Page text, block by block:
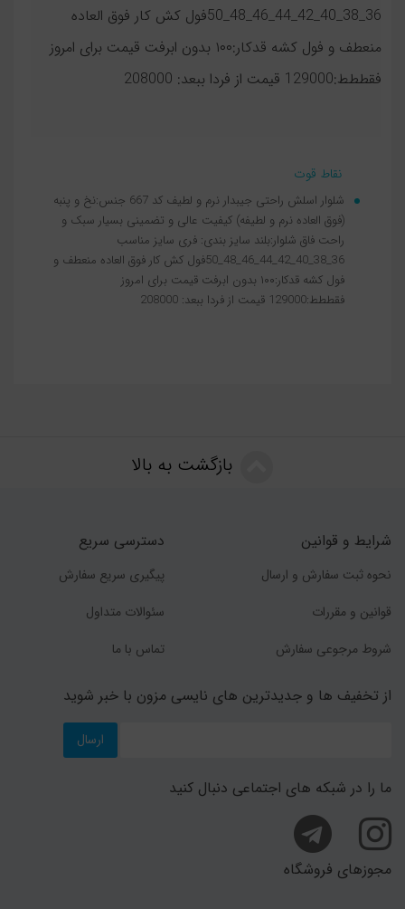
36_38_40_42_44_46_48_50فول کش کار فوق العاده
منعطف و فول کشه قدکار:۱۰۰ بدون ابرفت قیمت برای امروز
فقططط:129000 قیمت از فردا ببعد: 208000
نقاط قوت
شلوار اسلش راحتی جیبدار نرم و لطیف کد 667 جنس:نخ و پنبه
(فوق العاده نرم و لطیفه) کیفیت عالی و تضمینی بسیار سبک و
راحت فاق شلوار:بلند سایز بندی: فری سایز مناسب
36_38_40_42_44_46_48_50فول کش کار فوق العاده منعطف و
فول کشه قدکار:۱۰۰ بدون ابرفت قیمت برای امروز
فقططط:129000 قیمت از فردا ببعد: 208000
بازگشت به بالا
شرایط و قوانین
نحوه ثبت سفارش و ارسال
قوانین و مقررات
شروط مرجوعی سفارش
دسترسی سریع
پیگیری سریع سفارش
سئوالات متداول
تماس با ما
از تخفیف ها و جدیدترین های نایسی مزون با خبر شوید
ارسال
ما را در شبکه های اجتماعی دنبال کنید
مجوزهای فروشگاه